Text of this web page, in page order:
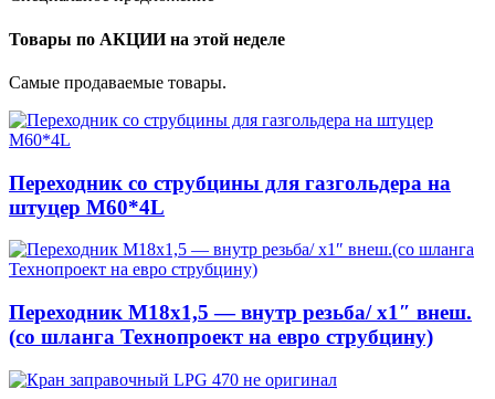
Товары по АКЦИИ на этой неделе
Самые продаваемые товары.
Переходник со струбцины для газгольдера на
штуцер М60*4L
Переходник М18х1,5 — внутр резьба/ x1″ внеш.
(со шланга Технопроект на евро струбцину)